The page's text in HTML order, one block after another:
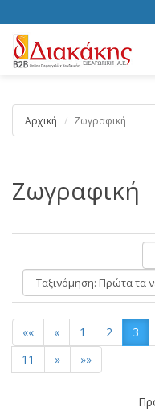
Αρχική Ζωγραφική
Ζωγραφική
Ταξινόμηση:
«« « 1 2 3
11
» »»